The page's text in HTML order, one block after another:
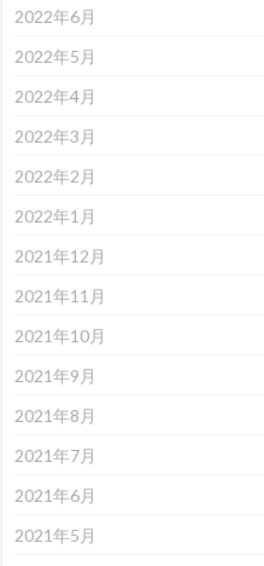
2022年6月
2022年5月
2022年4月
2022年3月
2022年2月
2022年1月
2021年12月
2021年11月
2021年10月
2021年9月
2021年8月
2021年7月
2021年6月
2021年5月